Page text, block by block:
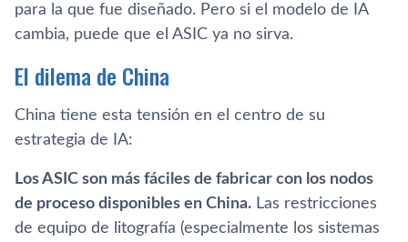
para la que fue diseñado. Pero si el modelo de IA
cambia, puede que el ASIC ya no sirva.
El dilema de China
China tiene esta tensión en el centro de su
estrategia de IA:
Los ASIC son más fáciles de fabricar con los nodos
de proceso disponibles en China. Las restricciones
de equipo de litografía (especialmente los sistemas